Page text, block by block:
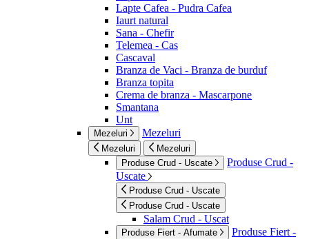
Lapte Cafea - Pudra Cafea
Iaurt natural
Sana - Chefir
Telemea - Cas
Cascaval
Branza de Vaci - Branza de burduf
Branza topita
Crema de branza - Mascarpone
Smantana
Unt
Mezeluri Mezeluri
Mezeluri
Mezeluri
Produse Crud - Uscate
Produse Crud -
Uscate
Produse Crud - Uscate
Produse Crud - Uscate
Salam Crud - Uscat
Produse Fiert - Afumate
Produse Fiert -